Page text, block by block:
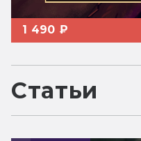
1 490 ₽
Статьи